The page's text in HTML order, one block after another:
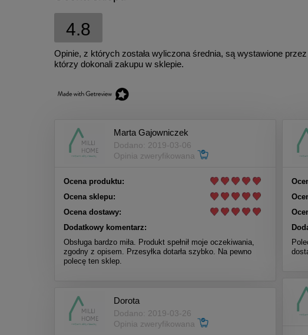
4.8
Opinie, z których została wyliczona średnia, są wystawione
którzy dokonali zakupu w sklepie.
Marta Gajowniczek
Dodano: 2019-03-06
Opinia zweryfikowana
Ocena produktu:
Ocena sklepu:
Ocena dostawy:
Dodatkowy komentarz:
Obsługa bardzo miła. Produkt spełnił moje oczekiwania,
zgodny z opisem. Przesyłka dotarła szybko. Na pewno
polecę ten sklep.
Dorota
Dodano: 2019-03-26
Opinia zweryfikowana